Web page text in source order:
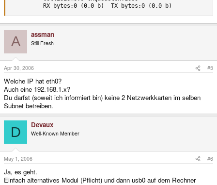
          RX bytes:0 (0.0 b)  TX bytes:0 (0.0 b)
A assman
Still Fresh
Apr 30, 2006 #5
Welche IP hat eth0?
Auch eine 192.168.1.x?
Du darfst (soweit ich informiert bin) keine 2 Netzwerkkarten im selben
Subnet betreiben.
D Devaux
Well-Known Member
May 1, 2006 #6
Ja, es geht.
Einfach alternatives Modul (Pflicht) und dann usb0 auf dem Rechner